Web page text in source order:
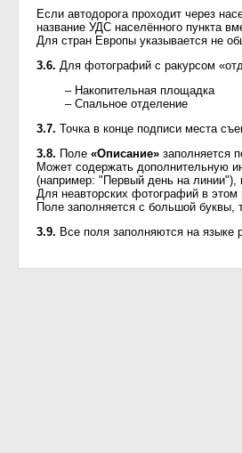
Если автодорога проходит через
название УДС населённого пункта
Для стран Европы указывается не
3.6. Для фотографий с ракурсом
– Накопительная площадка
– Спальное отделение
3.7. Точка в конце подписи места
3.8. Поле «Описание» заполняется
Может содержать дополнительную
(например: "Первый день на
Для неавторских фотографий в
Поле заполняется с большой буквы,
3.9. Все поля заполняются на языке